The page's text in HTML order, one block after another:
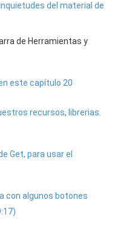
del material de
de Herramientas y
este capítulo 20
recursos, librerias.
Get, para usar el
con algunos botones